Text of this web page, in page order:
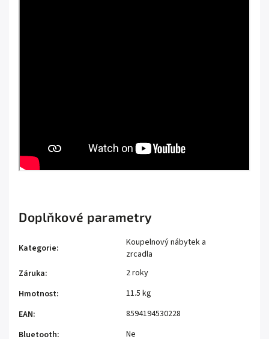
Doplňkové parametry
Kategorie:
Koupelnový nábytek a
zrcadla
Záruka:
2 roky
Hmotnost:
11.5 kg
EAN:
8594194530228
Bluetooth:
Ne